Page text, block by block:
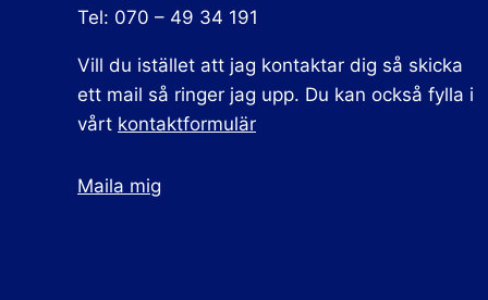
Tel: 070 – 49 34 191
Vill du istället att jag kontaktar dig så skicka
ett mail så ringer jag upp. Du kan också fylla i
vårt kontaktformulär
Maila mig